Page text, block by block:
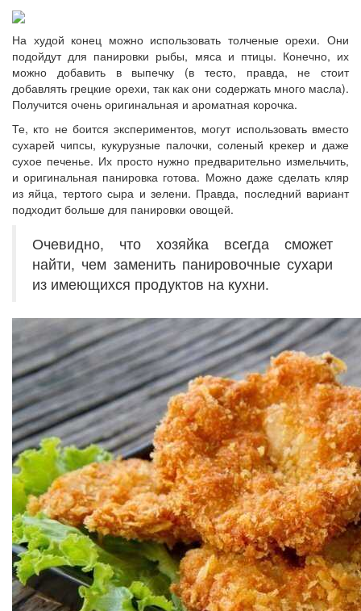
На худой конец можно использовать толченые орехи. Они
подойдут для панировки рыбы, мяса и птицы. Конечно, их
можно добавить в выпечку (в тесто, правда, не стоит
добавлять грецкие орехи, так как они содержать много масла).
Получится очень оригинальная и ароматная корочка.
Те, кто не боится экспериментов, могут использовать вместо
сухарей чипсы, кукурузные палочки, соленый крекер и даже
сухое печенье. Их просто нужно предварительно измельчить,
и оригинальная панировка готова. Можно даже сделать кляр
из яйца, тертого сыра и зелени. Правда, последний вариант
подходит больше для панировки овощей.
Очевидно, что хозяйка всегда сможет
найти, чем заменить панировочные сухари
из имеющихся продуктов на кухни.